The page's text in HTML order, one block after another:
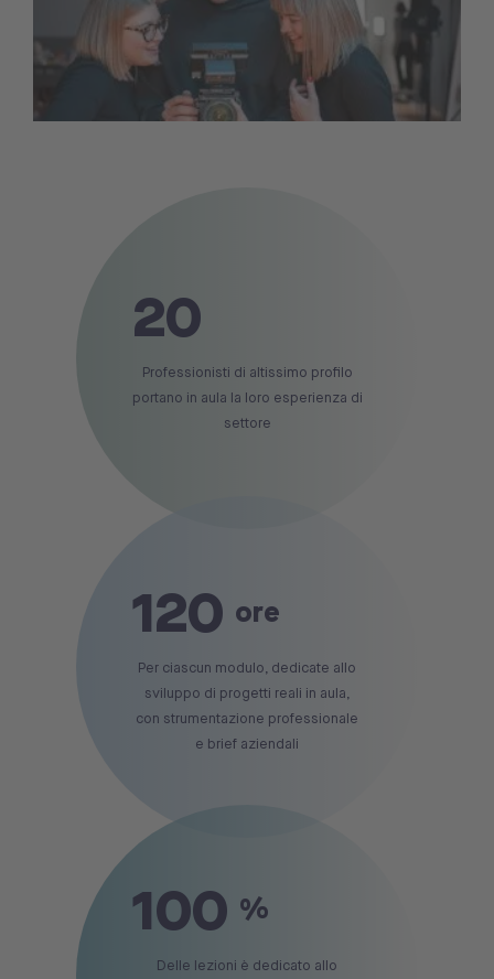
20
Professionisti di altissimo profilo
portano in aula la loro esperienza di
settore
120 ore
Per ciascun modulo, dedicate allo
sviluppo di progetti reali in aula,
con strumentazione professionale
e brief aziendali
100 %
Delle lezioni è dedicato allo